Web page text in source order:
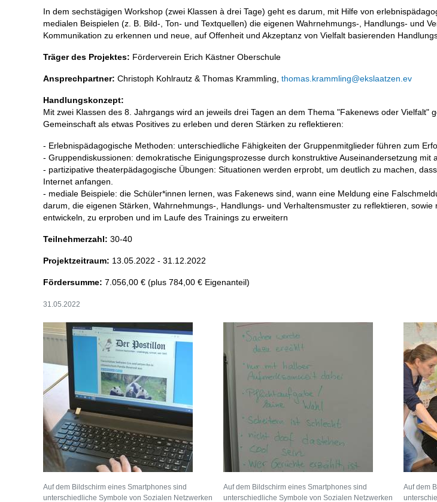
In dem sechstägigen Workshop (zwei Klassen à drei Tage) geht es darum, mit Hilfe von
medialen Beispielen (z. B. Bild-, Ton- und Textquellen) die eigenen Wahrnehmungs-, Handlungs- und
Kommunikation zu erkennen und neue, auf Offenheit und Akzeptanz von Vielfalt basierenden
Träger des Projektes: Förderverein Erich Kästner Oberschule
Ansprechpartner: Christoph Kohlrautz & Thomas Krammling, thomas.krammling@ekslaatzen.ev
Handlungskonzept:
Mit zwei Klassen des 8. Jahrgangs wird an jeweils drei Tagen an dem Thema "Fakenews oder
Gemeinschaft als etwas Positives zu erleben und deren Stärken zu reflektieren:
- Erlebnispädagogische Methoden: unterschiedliche Fähigkeiten der Gruppenmitglieder führen zum
- Gruppendiskussionen: demokratische Einigungsprozesse durch konstruktive Auseinandersetzung mit
- partizipative theaterpädagogische Übungen: Situationen werden erprobt, um deutlich zu machen,
Internet anfangen.
- mediale Beispiele: die Schüler*innen lernen, was Fakenews sind, wann eine Meldung eine
darum, die eigenen Stärken, Wahrnehmungs-, Handlungs- und Verhaltensmuster zu reflektieren,
entwickeln, zu erproben und im Laufe des Trainings zu erweitern
Teilnehmerzahl: 30-40
Projektzeitraum: 13.05.2022 - 31.12.2022
Fördersumme: 7.056,00 € (plus 784,00 € Eigenanteil)
31.05.2022
Auf dem Bildschirm eines Smartphones sind
unterschiedliche Symbole von Sozialen Netzwerken
Auf dem Bildschirm eines Smartphones sind
unterschiedliche Symbole von Sozialen Netzwerken
Auf dem